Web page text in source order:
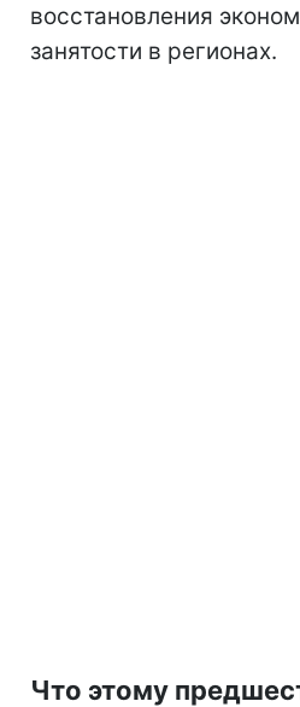
восстановления
занятости в регионах.
Что этому